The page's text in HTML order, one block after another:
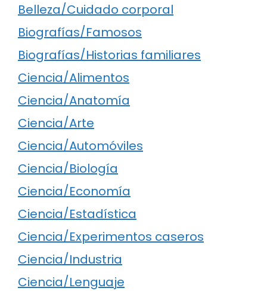
Belleza/Cuidado corporal
Biografías/Famosos
Biografías/Historias familiares
Ciencia/Alimentos
Ciencia/Anatomía
Ciencia/Arte
Ciencia/Automóviles
Ciencia/Biología
Ciencia/Economía
Ciencia/Estadística
Ciencia/Experimentos caseros
Ciencia/Industria
Ciencia/Lenguaje